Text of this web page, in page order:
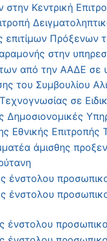
Κεντρική
επιτίμων Πρόξενων
στην
από την ΑΑΔΕ σε
του Συμβουλίου
σε
Δημοσιονομικές
Εθνικής
άμισθης
ένστολου
ένστολου
ένστολου